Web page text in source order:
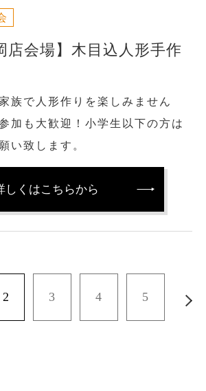
店会場】木目込人形手作
族で人形作りを楽しみません
加も大歓迎！小学生以下の方は
い致します。
しくはこちらから
2 3 4 5